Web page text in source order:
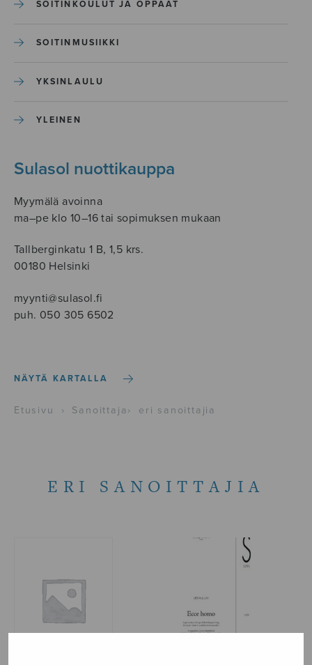
SOITINKOULUT JA OPPAAT
SOITINMUSIIKKI
YKSINLAULU
YLEINEN
Sulasol nuottikauppa
Myymälä avoinna
ma–pe klo 10–16 tai sopimuksen mukaan
Tallberginkatu 1 B, 1,5 krs.
00180 Helsinki
myynti@sulasol.fi
puh. 050 305 6502
NÄYTÄ KARTALLA
Etusivu › Sanoittaja › eri sanoittajia
ERI SANOITTAJIA